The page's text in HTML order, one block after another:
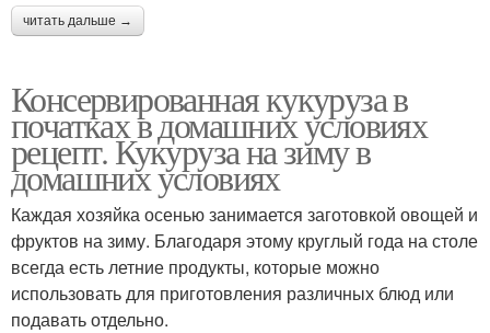
читать дальше →
Консервированная кукуруза в
початках в домашних условиях
рецепт. Кукуруза на зиму в
домашних условиях
Каждая хозяйка осенью занимается заготовкой овощей и
фруктов на зиму. Благодаря этому круглый года на столе
всегда есть летние продукты, которые можно
использовать для приготовления различных блюд или
подавать отдельно.